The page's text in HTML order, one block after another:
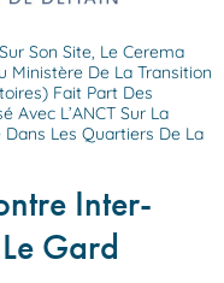
Son Site, Le Cerema
Ministère De La Transition
Fait Part Des
Avec L’ANCT Sur La
Les Quartiers De La
Inter-
Gard